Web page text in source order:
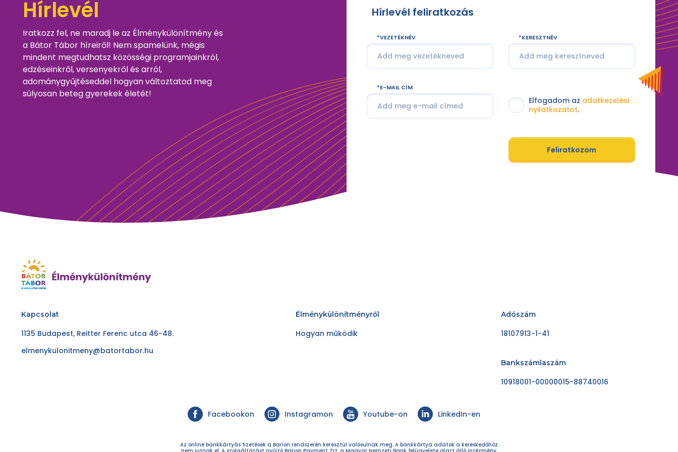
Hírlevél
Iratkozz fel, ne maradj le az Élménykülönítmény és
a Bátor Tábor híreiről! Nem spamelünk, mégis
mindent megtudhatsz közösségi programjainkról,
edzéseinkről, versenyekről és arról,
adománygyűjtéseddel hogyan változtatod meg
súlyosan beteg gyerekek életét!
Hírlevél feliratkozás
VEZETÉKNÉV KERESZTNÉV
E-MAIL CÍM
Elfogadom az adatkezelési
nyilatkozatot.
Feliratkozom
Kapcsolat
1135 Budapest, Reitter Ferenc utca 46-48.
elmenykulonitmeny@batortabor.hu
Élménykülönítményről
Hogyan működik
Adószám
18107913-1-41
Bankszámlaszám
10918001-00000015-88740016
Facebookon Instagramon Youtube-on LinkedIn-en
Az online bankkártyás fizetések a Barion rendszerén keresztül valósulnak meg. A bankkártya adatok a kereskedőhöz